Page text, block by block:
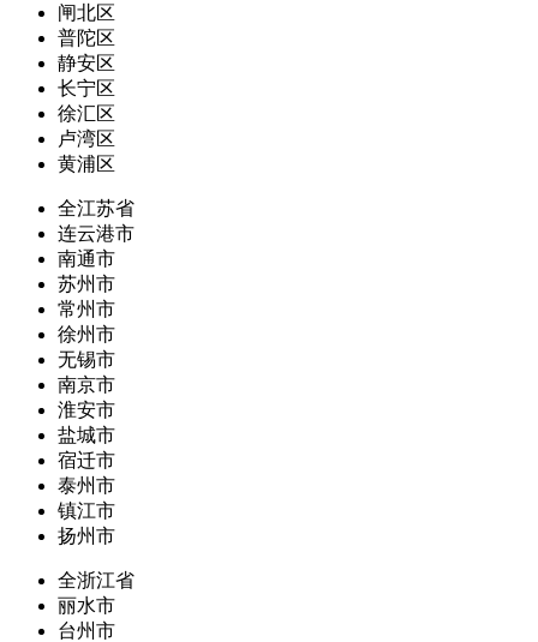
闸北区
普陀区
静安区
长宁区
徐汇区
卢湾区
黄浦区
全江苏省
连云港市
南通市
苏州市
常州市
徐州市
无锡市
南京市
淮安市
盐城市
宿迁市
泰州市
镇江市
扬州市
全浙江省
丽水市
台州市